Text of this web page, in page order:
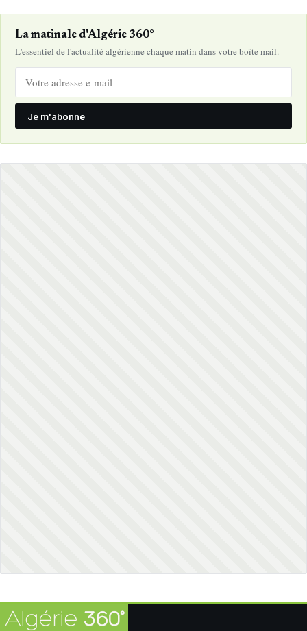
La matinale d'Algérie 360°
L'essentiel de l'actualité algérienne chaque matin dans votre boîte mail.
Je m'abonne